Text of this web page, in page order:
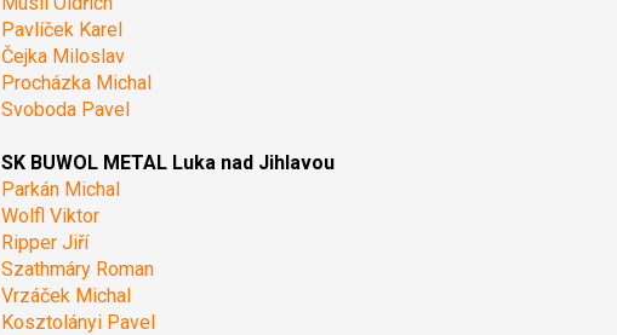
Pavlíček Karel
Čejka Miloslav
Procházka Michal
Svoboda Pavel
SK BUWOL METAL Luka nad Jihlavou
Parkán Michal
Wolfl Viktor
Ripper Jiří
Szathmáry Roman
Vrzáček Michal
Kosztolányi Pavel